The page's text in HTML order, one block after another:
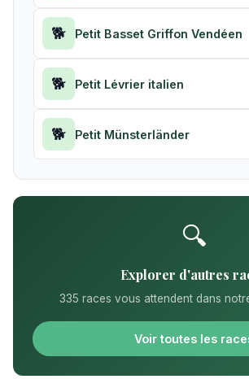
🐕 Petit Basset Griffon Vendéen
🐕 Petit Lévrier italien
🐕 Petit Münsterländer
🔍
Explorer d'autres
335 races vous attendent dans
Voir toutes les